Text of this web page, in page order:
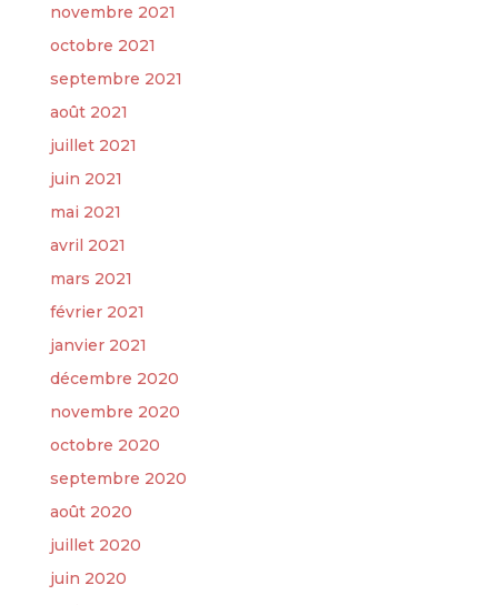
novembre 2021
octobre 2021
septembre 2021
août 2021
juillet 2021
juin 2021
mai 2021
avril 2021
mars 2021
février 2021
janvier 2021
décembre 2020
novembre 2020
octobre 2020
septembre 2020
août 2020
juillet 2020
juin 2020